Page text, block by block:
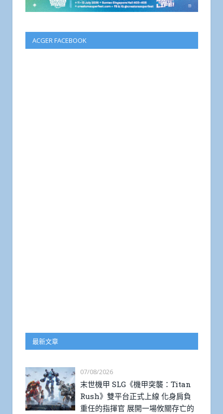
ACGER FACEBOOK
最新文章
07/08/2026
末世機甲 SLG《機甲突襲：Titan
Rush》雙平台正式上線 化身肩負
重任的指揮官 展開一場攸關存亡的